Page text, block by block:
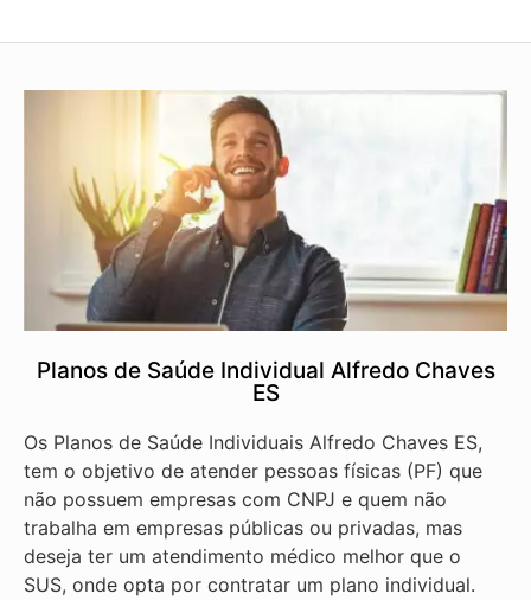
Planos de Saúde Individual Alfredo Chaves
ES
Os Planos de Saúde Individuais Alfredo Chaves ES,
tem o objetivo de atender pessoas físicas (PF) que
não possuem empresas com CNPJ e quem não
trabalha em empresas públicas ou privadas, mas
deseja ter um atendimento médico melhor que o
SUS, onde opta por contratar um plano individual.